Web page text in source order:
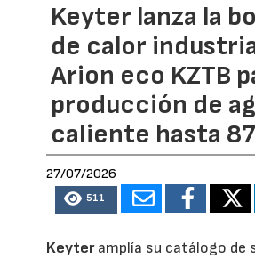
Keyter lanza la
de calor
Arion eco KZTB
producción de
caliente hasta 87
27/07/2026
511
Keyteramplía su catálogo de